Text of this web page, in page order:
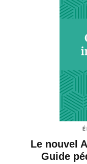
Le nouvel
Guide